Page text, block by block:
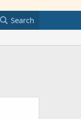
Search